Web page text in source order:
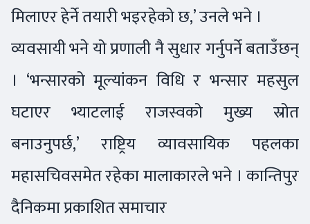
मिलाएर हेर्ने तयारी भइरहेको छ,’ उनले भने ।
व्यवसायी भने यो प्रणाली नै सुधार गर्नुपर्ने बताउँछन्
। ‘भन्सारको मूल्यांकन विधि र भन्सार महसुल
घटाएर भ्याटलाई राजस्वको मुख्य स्रोत
बनाउनुपर्छ,’ राष्ट्रिय व्यावसायिक पहलका
महासचिवसमेत रहेका मालाकारले भने । कान्तिपुर
दैनिकमा प्रकाशित समाचार